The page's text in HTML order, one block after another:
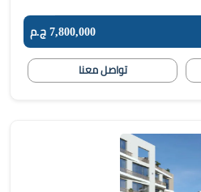
7,800,000 ج.م
تواصل معنا